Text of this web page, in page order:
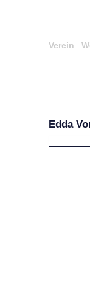
Verein
Edda